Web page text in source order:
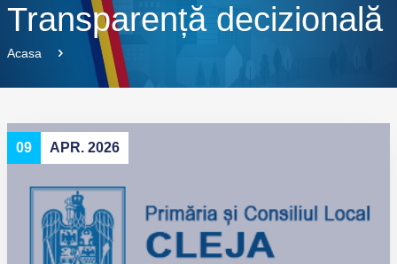
Transparență decizională
Acasa
09 APR. 2026